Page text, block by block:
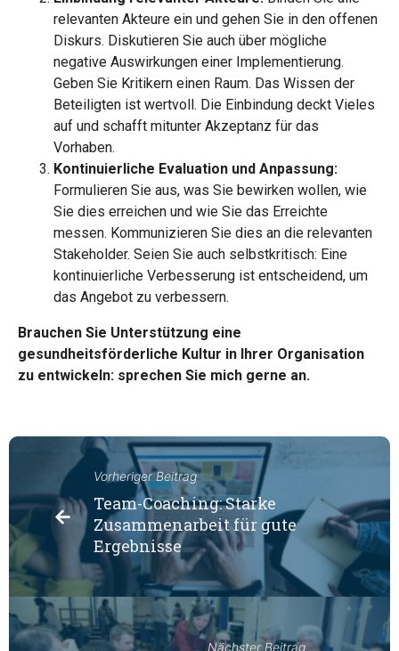
relevanten Akteure ein und gehen Sie in den offenen
Diskurs. Diskutieren Sie auch über mögliche
negative Auswirkungen einer Implementierung.
Geben Sie Kritikern einen Raum. Das Wissen der
Beteiligten ist wertvoll. Die Einbindung deckt Vieles
auf und schafft mitunter Akzeptanz für das
Vorhaben.
Kontinuierliche Evaluation und Anpassung:
Formulieren Sie aus, was Sie bewirken wollen, wie
Sie dies erreichen und wie Sie das Erreichte
messen. Kommunizieren Sie dies an die relevanten
Stakeholder. Seien Sie auch selbstkritisch: Eine
kontinuierliche Verbesserung ist entscheidend, um
das Angebot zu verbessern.
Brauchen Sie Unterstützung eine
gesundheitsförderliche Kultur in Ihrer Organisation
zu entwickeln: sprechen Sie mich gerne an.
Vorheriger Beitrag
Team-Coaching: Starke
Zusammenarbeit für gute
Ergebnisse
Nächster Beitrag